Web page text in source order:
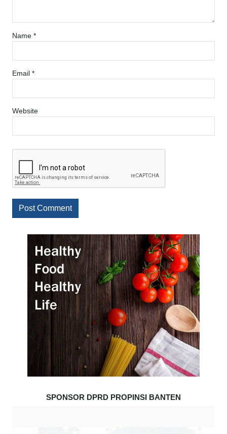
Name *
Email *
Website
SPONSOR DPRD PROPINSI BANTEN